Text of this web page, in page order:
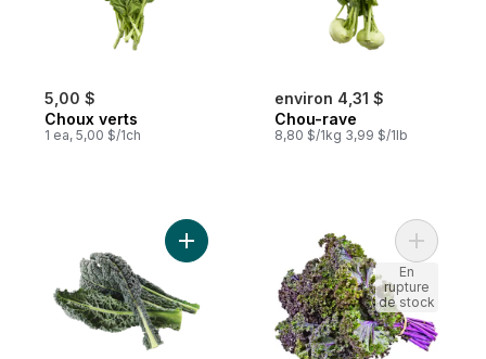
5,00 $
Choux verts
1 ea, 5,00 $/1ch
environ 4,31 $
Chou-rave
8,80 $/1kg 3,99 $/1lb
Ajouter Chou frisé noir biologique au
Ajouter
En
rupture
de stock